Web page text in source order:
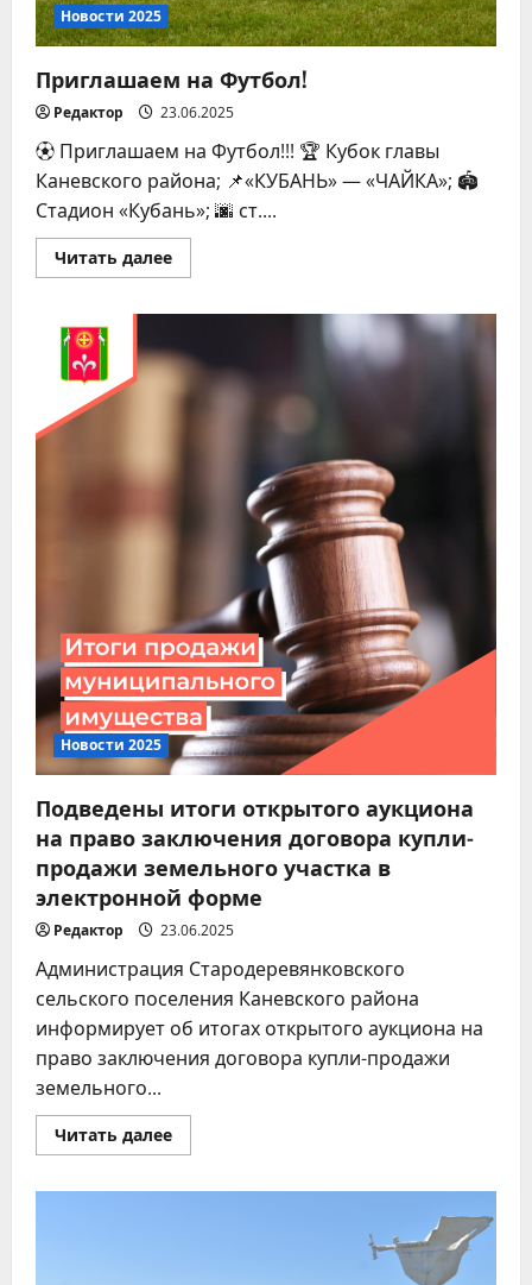
Новости 2025
Приглашаем на Футбол!
Редактор 23.06.2025
⚽ Приглашаем на Футбол!!! 🏆 Кубок главы
Каневского района; 📌«КУБАНЬ» — «ЧАЙКА»; 🏟
Стадион «Кубань»; 🌆 ст....
Читать далееПрочитать
больше
Новости 2025
Подведены итоги открытого аукциона
на право заключения договора купли-
продажи земельного участка в
электронной форме
Редактор 23.06.2025
Администрация Стародеревянковского
сельского поселения Каневского района
информирует об итогах открытого аукциона на
право заключения договора купли-продажи
земельного...
Читать далееПрочитать
больше